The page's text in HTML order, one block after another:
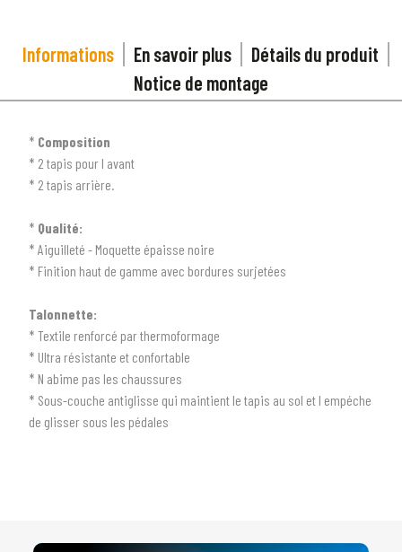
SÉLECTIONNEZ LE TYPE DE VOTRE VÉHICULE
Tous les types arrow_drop_down
Informations En savoir plus
Détails du produit
Notice de montage
* Composition
* 2 tapis pour l avant
* 2 tapis arrière.
* Qualité:
* Aiguilleté - Moquette épaisse noire
* Finition haut de gamme avec bordures surjetées
Talonnette:
* Textile renforcé par thermoformage
* Ultra résistante et confortable
* N abime pas les chaussures
* Sous-couche antiglisse qui maintient le tapis au sol et l empéche
de glisser sous les pédales